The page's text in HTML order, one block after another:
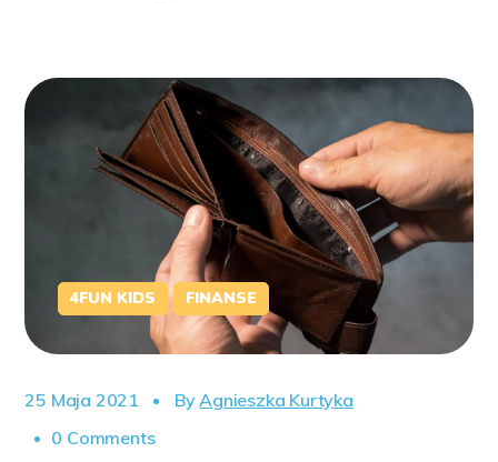
4FUN KIDS FINANSE
25 Maja 2021 ByAgnieszka Kurtyka
0 Comments